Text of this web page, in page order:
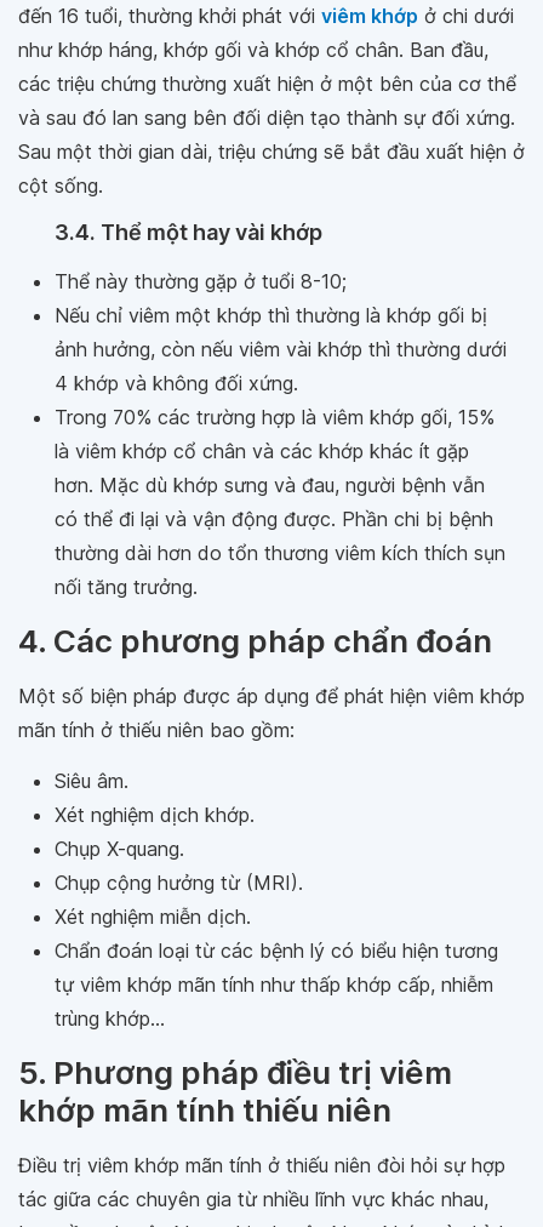
đến 16 tuổi, thường khởi phát với viêm khớp ở chi dưới
như khớp háng, khớp gối và khớp cổ chân. Ban đầu,
các triệu chứng thường xuất hiện ở một bên của cơ thể
và sau đó lan sang bên đối diện tạo thành sự đối xứng.
Sau một thời gian dài, triệu chứng sẽ bắt đầu xuất hiện ở
cột sống.
3.4. Thể một hay vài khớp
Thể này thường gặp ở tuổi 8-10;
Nếu chỉ viêm một khớp thì thường là khớp gối bị
ảnh hưởng, còn nếu viêm vài khớp thì thường dưới
4 khớp và không đối xứng.
Trong 70% các trường hợp là viêm khớp gối, 15%
là viêm khớp cổ chân và các khớp khác ít gặp
hơn. Mặc dù khớp sưng và đau, người bệnh vẫn
có thể đi lại và vận động được. Phần chi bị bệnh
thường dài hơn do tổn thương viêm kích thích sụn
nối tăng trưởng.
4. Các phương pháp chẩn đoán
Một số biện pháp được áp dụng để phát hiện viêm khớp
mãn tính ở thiếu niên bao gồm:
Siêu âm.
Xét nghiệm dịch khớp.
Chụp X-quang.
Chụp cộng hưởng từ (MRI).
Xét nghiệm miễn dịch.
Chẩn đoán loại từ các bệnh lý có biểu hiện tương
tự viêm khớp mãn tính như thấp khớp cấp, nhiễm
trùng khớp…
5. Phương pháp điều trị viêm
khớp mãn tính thiếu niên
Điều trị viêm khớp mãn tính ở thiếu niên đòi hỏi sự hợp
tác giữa các chuyên gia từ nhiều lĩnh vực khác nhau,